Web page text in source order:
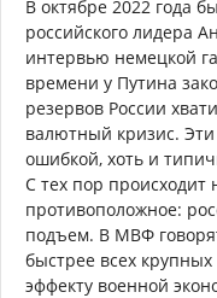
В октябре 2022 года
российского лидера
интервью немецкой
времени у Путина
резервов России
валютный кризис.
ошибкой, хоть и
С тех пор происходит
противоположное:
подъем. В МВФ
быстрее всех
эффекту военной